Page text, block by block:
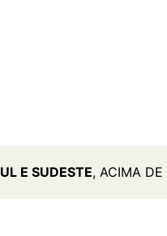
E SUDESTE, ACIMA DE